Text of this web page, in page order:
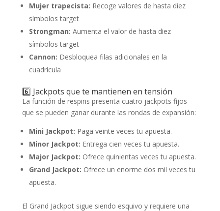
Mujer trapecista: Recoge valores de hasta diez
símbolos target
Strongman: Aumenta el valor de hasta diez
símbolos target
Cannon: Desbloquea filas adicionales en la
cuadrícula
6️⃣ Jackpots que te mantienen en tensión
La función de respins presenta cuatro jackpots fijos
que se pueden ganar durante las rondas de expansión:
Mini Jackpot: Paga veinte veces tu apuesta.
Minor Jackpot: Entrega cien veces tu apuesta.
Major Jackpot: Ofrece quinientas veces tu apuesta.
Grand Jackpot: Ofrece un enorme dos mil veces tu
apuesta.
El Grand Jackpot sigue siendo esquivo y requiere una